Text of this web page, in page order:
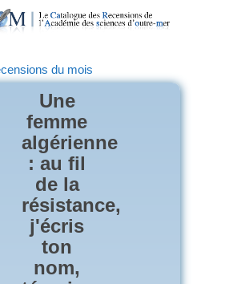
du mois
Une
femme
algérienne
: au fil
de la
résistance,
j'écris
ton
nom,